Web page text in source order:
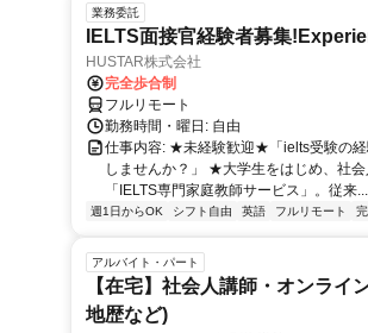
業務委託
IELTS面接官経験者募集
HUSTAR株式会社
完全歩合制
フルリモート
勤務時間・曜日: 自由
仕事内容: ★未経験歓迎★「ielts受験の
しませんか？」 ★大学生をはじめ、社
「IELTS専門家庭教師サービス」。従来...
週1日からOK シフト自由 英語 フルリモート
アルバイト・パート
【在宅】社会人講師・オンライ
地歴など)